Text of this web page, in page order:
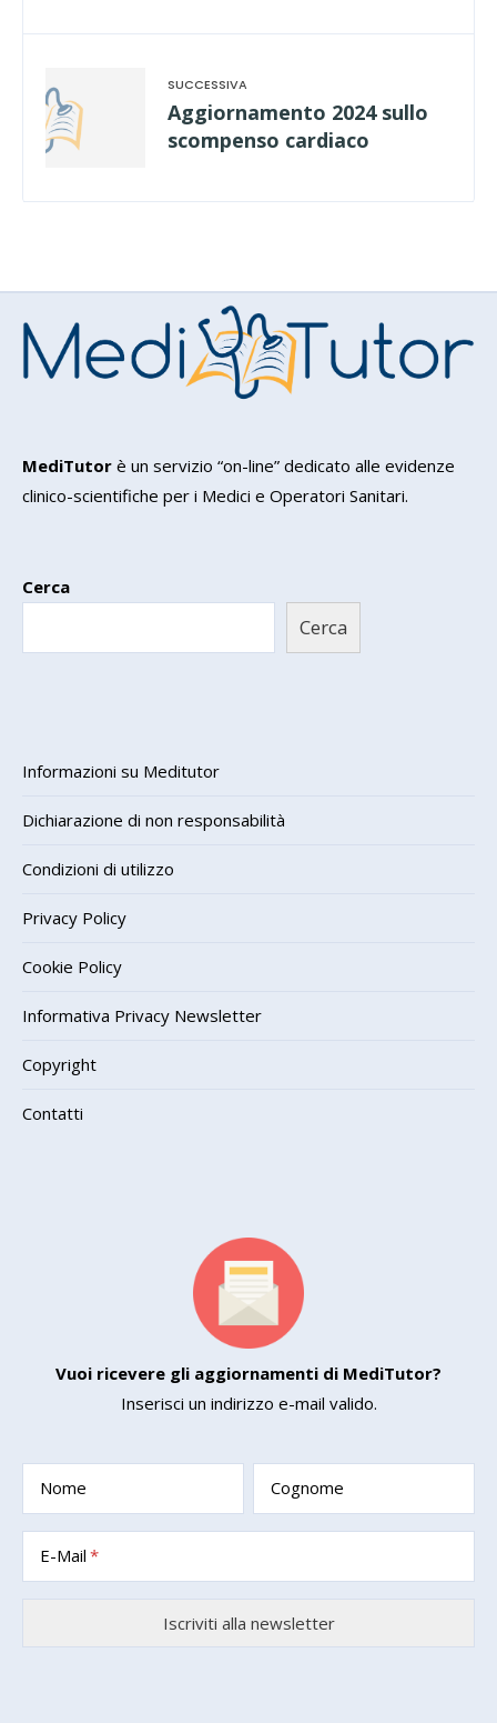
Aggiornamento 2024 sullo
scompenso cardiaco
MediTutor è un servizio “on-line” dedicato alle evidenze
clinico-scientifiche per i Medici e Operatori Sanitari.
Cerca
Cerca
Informazioni su Meditutor
Dichiarazione di non responsabilità
Condizioni di utilizzo
Privacy Policy
Cookie Policy
Informativa Privacy Newsletter
Copyright
Contatti
Vuoi ricevere gli aggiornamenti di MediTutor?
Inserisci un indirizzo e-mail valido.
Nome Cognome
E-Mail